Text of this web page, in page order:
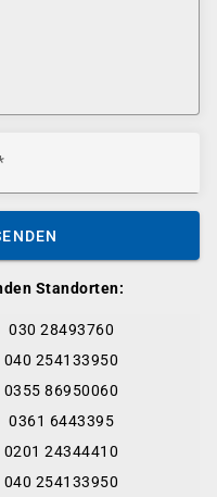
Standorten:
030 28493760
040 254133950
0355 86950060
0361 6443395
0201 24344410
040 254133950